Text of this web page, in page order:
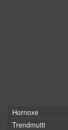
Hornoxe
Trendmutti